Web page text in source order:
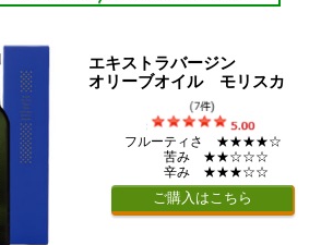
エキストラバージン
オリーブオイル モリスカ
フルーティさ ★★★★☆
苦み ★★☆☆☆
辛み ★★★☆☆
ご購入はこちら